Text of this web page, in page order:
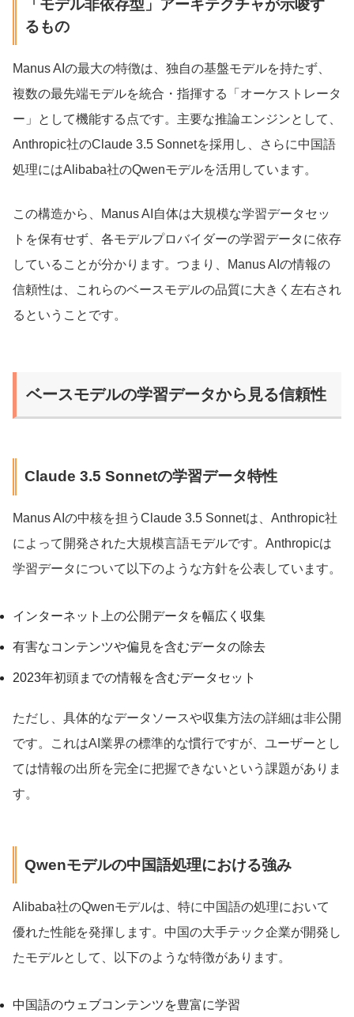
「モデル非依存型」アーキテクチャが示唆す
るもの
Manus AIの最大の特徴は、独自の基盤モデルを持たず、
複数の最先端モデルを統合・指揮する「オーケストレータ
ー」として機能する点です。主要な推論エンジンとして、
Anthropic社のClaude 3.5 Sonnetを採用し、さらに中国語
処理にはAlibaba社のQwenモデルを活用しています。
この構造から、Manus AI自体は大規模な学習データセッ
トを保有せず、各モデルプロバイダーの学習データに依存
していることが分かります。つまり、Manus AIの情報の
信頼性は、これらのベースモデルの品質に大きく左右され
るということです。
ベースモデルの学習データから見る信頼性
Claude 3.5 Sonnetの学習データ特性
Manus AIの中核を担うClaude 3.5 Sonnetは、Anthropic社
によって開発された大規模言語モデルです。Anthropicは
学習データについて以下のような方針を公表しています。
インターネット上の公開データを幅広く収集
有害なコンテンツや偏見を含むデータの除去
2023年初頭までの情報を含むデータセット
ただし、具体的なデータソースや収集方法の詳細は非公開
です。これはAI業界の標準的な慣行ですが、ユーザーとし
ては情報の出所を完全に把握できないという課題がありま
す。
Qwenモデルの中国語処理における強み
Alibaba社のQwenモデルは、特に中国語の処理において
優れた性能を発揮します。中国の大手テック企業が開発し
たモデルとして、以下のような特徴があります。
中国語のウェブコンテンツを豊富に学習